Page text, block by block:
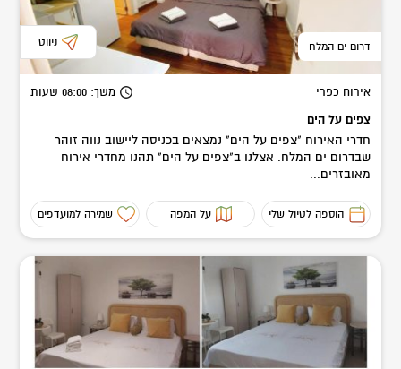
דרום ים המלח ניווט
אירוח כפרי משך: 08:00 שעות
צפים על הים
חדרי האירוח "צפים על הים" נמצאים בכניסה ליישוב נווה זוהר
שבדרום ים המלח. אצלנו ב"צפים על הים" תהנו מחדרי אירוח
מאובזרים...
הוספה לטיול שלי על המפה שמירה למועדפים